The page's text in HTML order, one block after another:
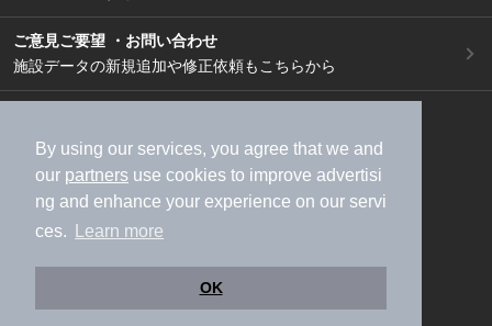
By using our services, you agree that we and
our partners use cookies to improve advertisi
ng and enhance your experience on our servi
ces.
Learn more
OK
ご意見ご要望 ・お問い合わせ
施設データの新規追加や修正依頼もこちらから
加盟店募集（資料請求）
広告出稿のご案内
利用規約
ライフスタイルMEMBERS+規約
特定商取引法に基づく表記
ヘルプ
採用情報
運営会社